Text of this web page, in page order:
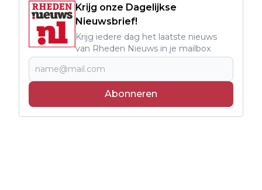
Krijg onze Dagelijkse
Nieuwsbrief!
Krijg iedere dag het laatste nieuws
van Rheden Nieuws in je mailbox
Abonneren